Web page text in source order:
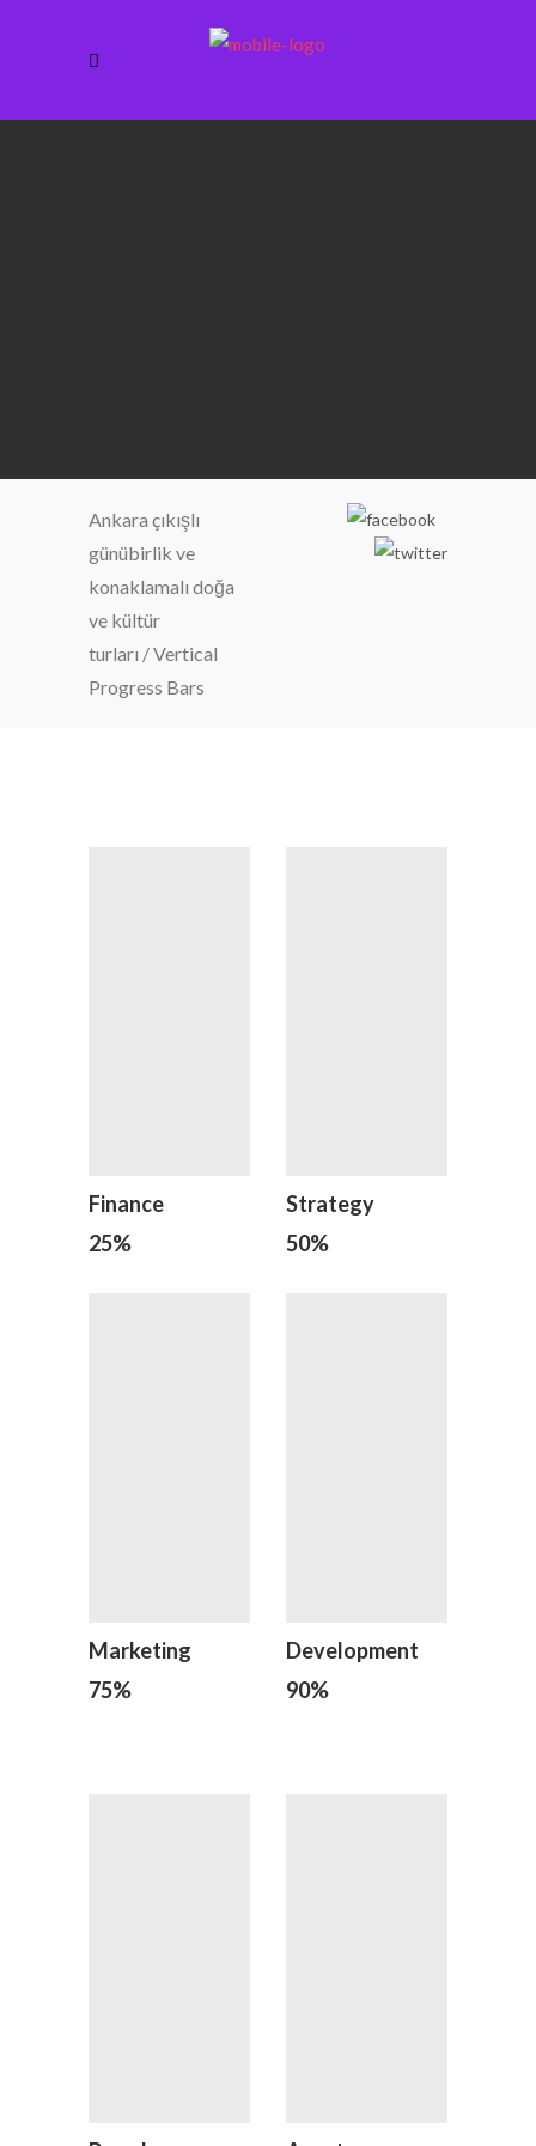
Ankara çıkışlı
günübirlik ve
konaklamalı doğa
ve kültür
turları /Vertical
Progress Bars
Finance
25%
Strategy
50%
Marketing
75%
Development
90%